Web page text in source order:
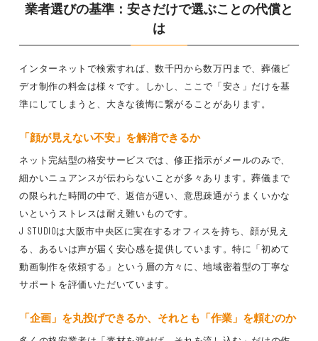
業者選びの基準：安さだけで選ぶことの代償と
は
インターネットで検索すれば、数千円から数万円まで、葬儀ビ
デオ制作の料金は様々です。しかし、ここで「安さ」だけを基
準にしてしまうと、大きな後悔に繋がることがあります。
「顔が見えない不安」を解消できるか
ネット完結型の格安サービスでは、修正指示がメールのみで、
細かいニュアンスが伝わらないことが多々あります。葬儀まで
の限られた時間の中で、返信が遅い、意思疎通がうまくいかな
いというストレスは耐え難いものです。
J STUDIOは大阪市中央区に実在するオフィスを持ち、顔が見え
る、あるいは声が届く安心感を提供しています。特に「初めて
動画制作を依頼する」という層の方々に、地域密着型の丁寧な
サポートを評価いただいています。
「企画」を丸投げできるか、それとも「作業」を頼むのか